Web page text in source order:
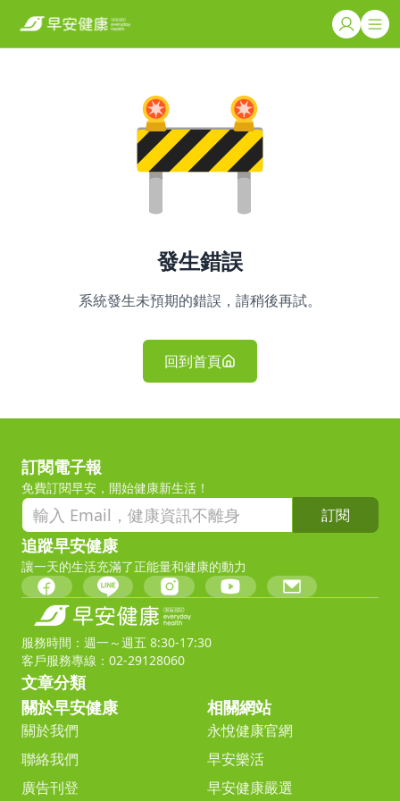
發生錯誤
系統發生未預期的錯誤，請稍後再試。
回到首頁
訂閱電子報
免費訂閱早安，開始健康新生活！
訂閱
追蹤早安健康
讓一天的生活充滿了正能量和健康的動力
服務時間：週一～週五 8:30-17:30
客戶服務專線：02-29128060
文章分類
關於早安健康
關於我們
聯絡我們
廣告刊登
相關網站
永悅健康官網
早安樂活
早安健康嚴選